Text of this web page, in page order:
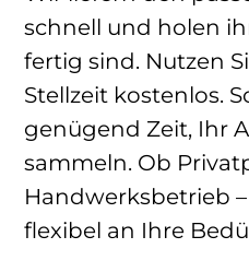
schnell und holen
fertig sind. Nutzen
Stellzeit kostenlos.
genügend Zeit, Ihr
sammeln. Ob
Handwerksbetrieb
flexibel an Ihre